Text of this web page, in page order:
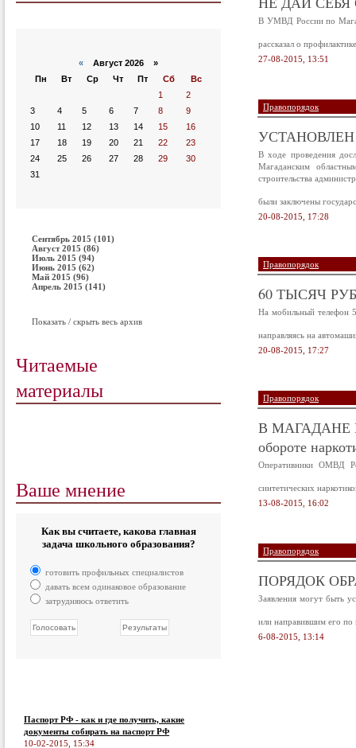
« Август 2026 »
Пн
Вт Ср Чт Пт Сб
Вс
1
2
3
4 5 6 7 8
9
10
11 12 13 14 15
16
17
18 19 20 21 22
23
24
25 26 27 28 29
30
31
Сентябрь 2015 (101)
Август 2015 (86)
Июль 2015 (94)
Июнь 2015 (62)
Май 2015 (96)
Апрель 2015 (141)
Показать / скрыть весь архив
Читаемые
материалы
Ваше мнение
Как вы считаете, какова главная
задача школьного образования?
готовить профильных специалистов
давать всем одинаковое образование
затрудняюсь ответить
Паспорт РФ - как и где получить, какие
документы собирать на паспорт РФ
10-02-2015, 15:34
В УМВД России по
рассказал о
27-08-2015, 13:51
Правопорядок
УСТАНОВЛЕН
В ходе проведения
Магаданским
строительства
были заключены
20-08-2015, 17:28
Правопорядок
60 ТЫСЯЧ
На мобильный телефон
направляясь на
20-08-2015, 17:27
Правопорядок
В МАГАДАНЕ
обороте
Оперативники ОМВД
синтетических
13-08-2015, 16:02
Правопорядок
ПОРЯДОК
Заявления могут быть
или направившим его по
6-08-2015, 13:14